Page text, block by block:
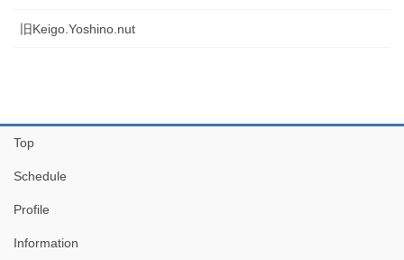
旧Keigo.Yoshino.nut
Top
Schedule
Profile
Information